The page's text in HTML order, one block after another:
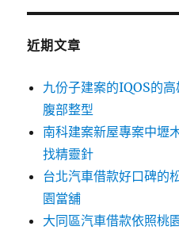
鍵
近期文章
九份子建案的IQOS的
腹部整型
南科建案新屋專案中壢
找精靈針
台北汽車借款好口碑的
園當舖
大同區汽車借款依照桃